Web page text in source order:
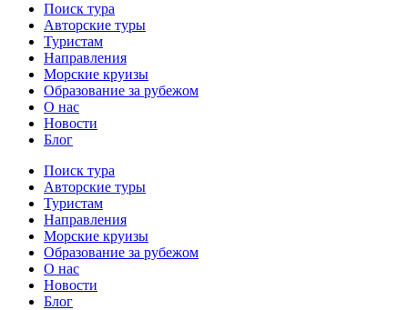
Поиск тура
Авторские туры
Туристам
Направления
Морские круизы
Образование за рубежом
О нас
Новости
Блог
Поиск тура
Авторские туры
Туристам
Направления
Морские круизы
Образование за рубежом
О нас
Новости
Блог